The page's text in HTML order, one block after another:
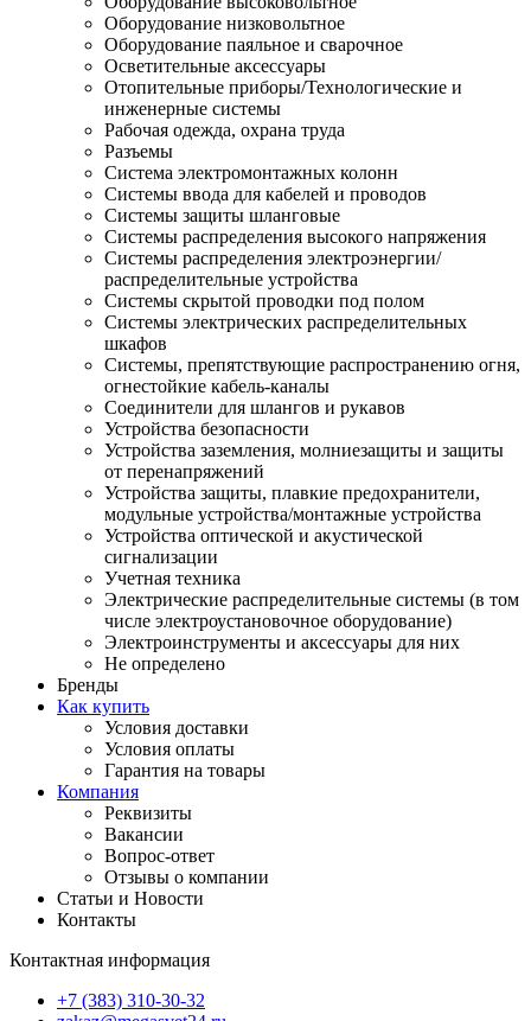
Оборудование низковольтное
Оборудование паяльное и сварочное
Осветительные аксессуары
Отопительные приборы/Технологические и
инженерные системы
Рабочая одежда, охрана труда
Разъемы
Система электромонтажных колонн
Системы ввода для кабелей и проводов
Системы защиты шланговые
Системы распределения высокого напряжения
Системы распределения электроэнергии/
распределительные устройства
Системы скрытой проводки под полом
Системы электрических распределительных
шкафов
Системы, препятствующие распространению огня,
огнестойкие кабель-каналы
Соединители для шлангов и рукавов
Устройства безопасности
Устройства заземления, молниезащиты и защиты
от перенапряжений
Устройства защиты, плавкие предохранители,
модульные устройства/монтажные устройства
Устройства оптической и акустической
сигнализации
Учетная техника
Электрические распределительные системы (в том
числе электроустановочное оборудование)
Электроинструменты и аксессуары для них
Не определено
Бренды
Как купить
Условия доставки
Условия оплаты
Гарантия на товары
Компания
Реквизиты
Вакансии
Вопрос-ответ
Отзывы о компании
Статьи и Новости
Контакты
Контактная информация
+7 (383) 310-30-32